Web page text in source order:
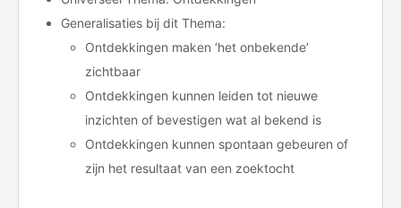
Generalisaties bij dit Thema:
Ontdekkingen maken ‘het onbekende’
zichtbaar
Ontdekkingen kunnen leiden tot nieuwe
inzichten of bevestigen wat al bekend is
Ontdekkingen kunnen spontaan gebeuren of
zijn het resultaat van een zoektocht